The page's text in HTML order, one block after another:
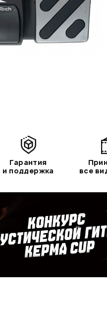
Гарантия
и поддержка
все